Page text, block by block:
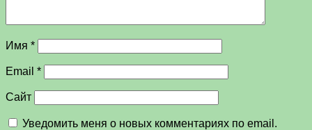
Имя *
Email *
Сайт
Уведомить меня о новых комментариях по email.